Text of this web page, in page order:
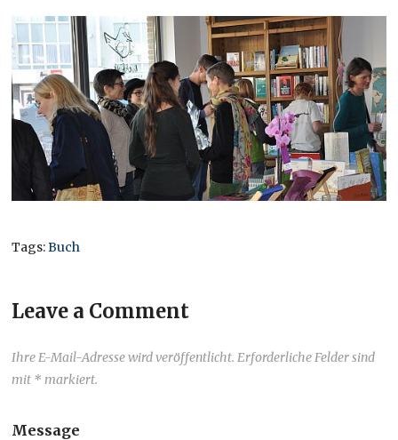
Tags:Buch
Leave a Comment
Ihre E-Mail-Adresse wird veröffentlicht. Erforderliche Felder sind
mit * markiert.
Message